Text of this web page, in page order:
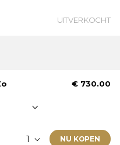
UITVERKOCHT
ticketlijst.
· Zondag
€ 730.00
NU KOPEN